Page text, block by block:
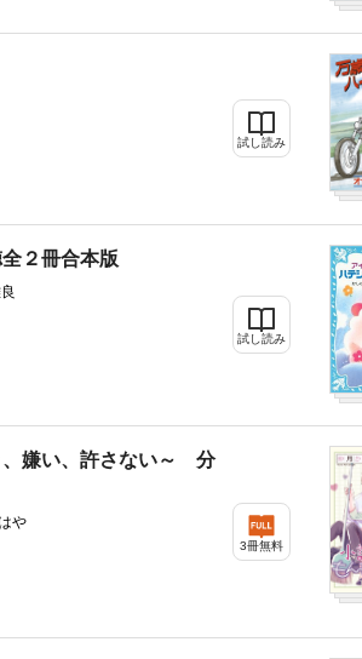
試し読み
２冊合本版
試し読み
嫌い、許さない～ 分
や
3冊無料